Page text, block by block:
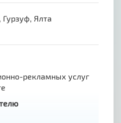
Ялта
рекламных услуг